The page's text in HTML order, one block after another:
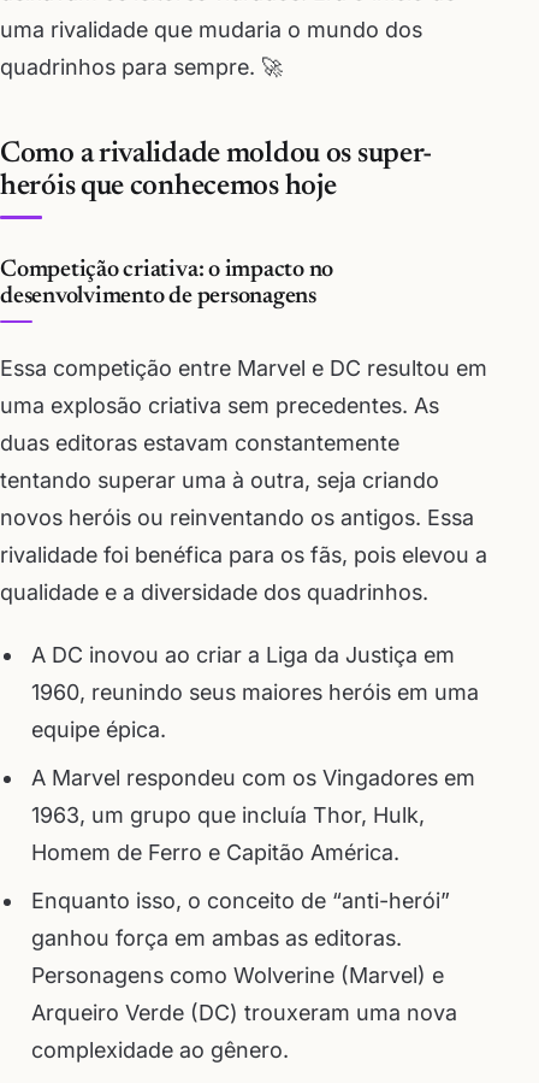
uma rivalidade que mudaria o mundo dos
quadrinhos para sempre. 🚀
Como a rivalidade moldou os super-
heróis que conhecemos hoje
Competição criativa: o impacto no
desenvolvimento de personagens
Essa competição entre Marvel e DC resultou em
uma explosão criativa sem precedentes. As
duas editoras estavam constantemente
tentando superar uma à outra, seja criando
novos heróis ou reinventando os antigos. Essa
rivalidade foi benéfica para os fãs, pois elevou a
qualidade e a diversidade dos quadrinhos.
A DC inovou ao criar a Liga da Justiça em
1960, reunindo seus maiores heróis em uma
equipe épica.
A Marvel respondeu com os Vingadores em
1963, um grupo que incluía Thor, Hulk,
Homem de Ferro e Capitão América.
Enquanto isso, o conceito de “anti-herói”
ganhou força em ambas as editoras.
Personagens como Wolverine (Marvel) e
Arqueiro Verde (DC) trouxeram uma nova
complexidade ao gênero.